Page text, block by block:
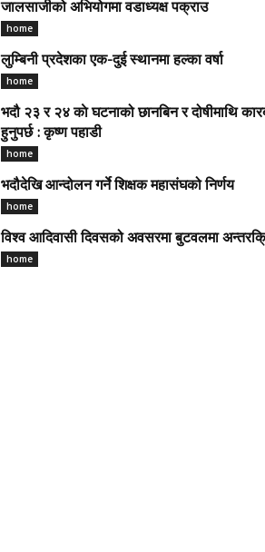
जालसाजीको अभियोगमा वडाध्यक्ष पक्राउ
home
लुम्बिनी प्रदेशका एक-दुई स्थानमा हल्का वर्षा
home
भदौ २३ र २४ काे घटनाको छानबिन र दोषीमाथि
हुनुपर्छ : कृष्ण पहाडी
home
भदौदेखि आन्दोलन गर्ने शिक्षक महासंघको निर्णय
home
विश्व आदिवासी दिवसको अवसरमा बुटवलमा
home